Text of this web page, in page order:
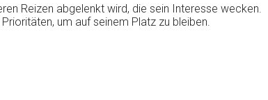
Reizen abgelenkt wird, die sein Interesse wecken.
um auf seinem Platz zu bleiben.